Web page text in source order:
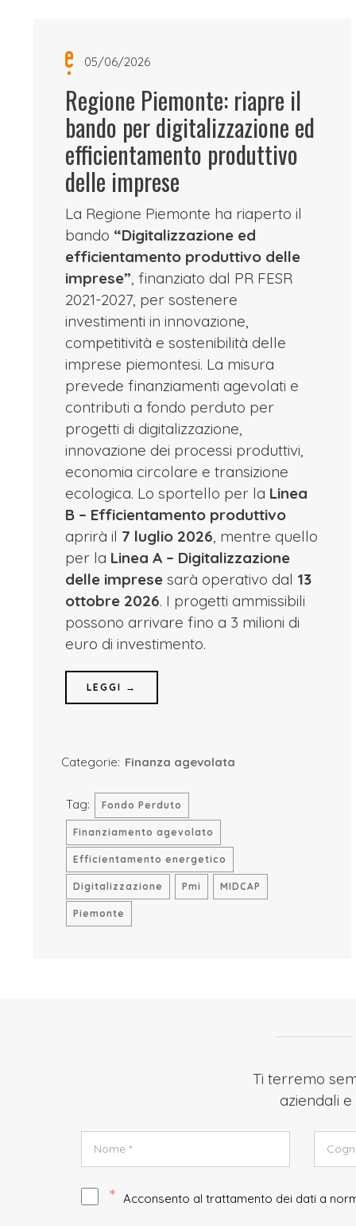
05/06/2026
Regione Piemonte: riapre il
bando per digitalizzazione ed
efficientamento produttivo
delle imprese
La Regione Piemonte ha riaperto il
bando “Digitalizzazione ed
efficientamento produttivo delle
imprese”, finanziato dal PR FESR
2021-2027, per sostenere
investimenti in innovazione,
competitività e sostenibilità delle
imprese piemontesi. La misura
prevede finanziamenti agevolati e
contributi a fondo perduto per
progetti di digitalizzazione,
innovazione dei processi produttivi,
economia circolare e transizione
ecologica. Lo sportello per la Linea
B – Efficientamento produttivo
aprirà il 7 luglio 2026, mentre quello
per la Linea A – Digitalizzazione
delle impresesarà operativo dal 13
ottobre 2026. I progetti ammissibili
possono arrivare fino a 3 milioni di
euro di investimento.
LEGGI →
Categorie: Finanza agevolata
Tag: Fondo Perduto
Finanziamento agevolato
Efficientamento energetico
Digitalizzazione Pmi MIDCAP
Piemonte
Ti terremo
aziendali
* Acconsento al trattamento dei dati a